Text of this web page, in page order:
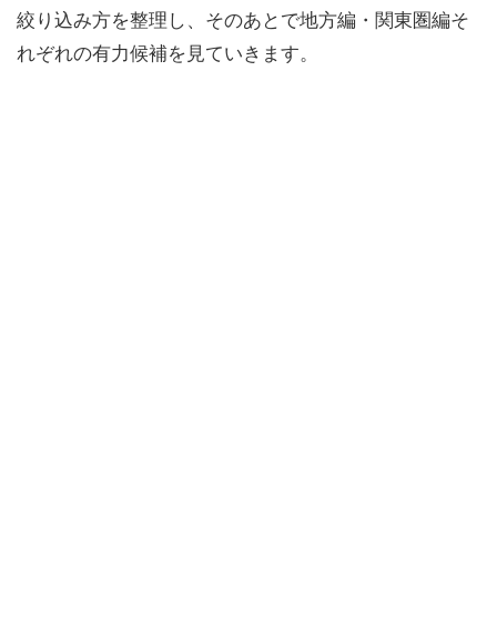
絞り込み方を整理し、そのあとで地方編・関東圏編そ
れぞれの有力候補を見ていきます。